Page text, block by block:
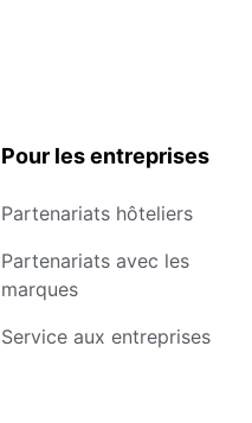
Pour les entreprises
Partenariats hôteliers
Partenariats avec les
marques
Service aux entreprises